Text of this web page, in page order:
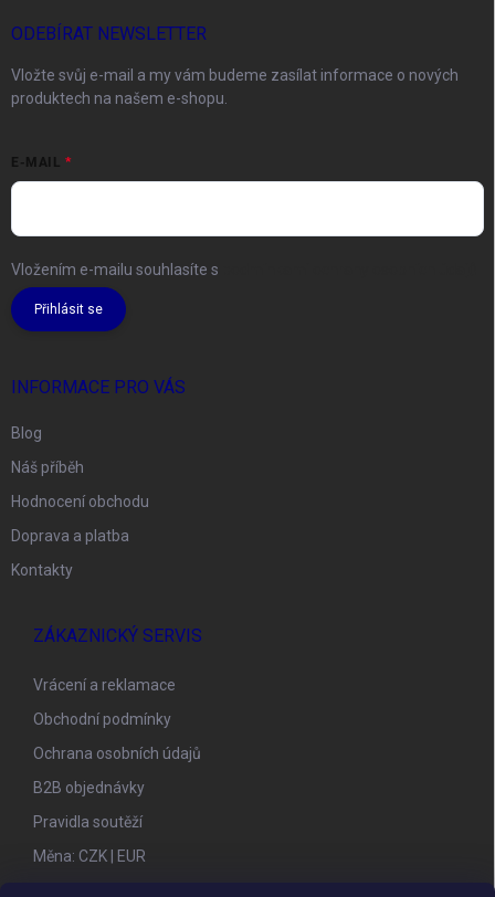
ODEBÍRAT NEWSLETTER
Vložte svůj e-mail a my vám budeme zasílat informace o nových
produktech na našem e-shopu.
E-MAIL
Vložením e-mailu souhlasíte s
Přihlásit se
INFORMACE PRO VÁS
Blog
Náš příběh
Hodnocení obchodu
Doprava a platba
Kontakty
ZÁKAZNICKÝ SERVIS
Vrácení a reklamace
Obchodní podmínky
Ochrana osobních údajů
B2B objednávky
Pravidla soutěží
Měna: CZK EUR